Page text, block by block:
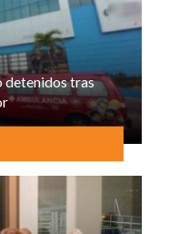
detenidos tras